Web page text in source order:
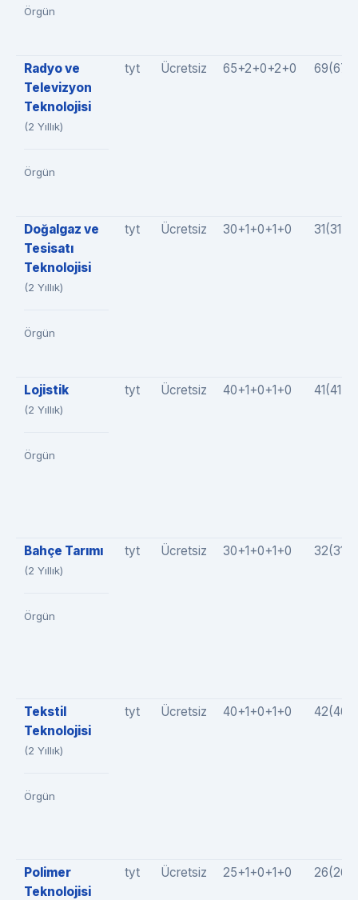
Örgün
Radyo ve
Televizyon
Teknolojisi
(2 Yıllık)
Örgün
tyt Ücretsiz 65+2+0+2+0
Doğalgaz ve
Tesisatı
Teknolojisi
(2 Yıllık)
Örgün
tyt Ücretsiz 30+1+0+1+0
Lojistik
(2 Yıllık)
Örgün
tyt Ücretsiz 40+1+0+1+0
Bahçe Tarımı
(2 Yıllık)
Örgün
tyt Ücretsiz 30+1+0+1+0
Tekstil
Teknolojisi
(2 Yıllık)
Örgün
tyt Ücretsiz 40+1+0+1+0
Polimer
Teknolojisi
tyt Ücretsiz 25+1+0+1+0